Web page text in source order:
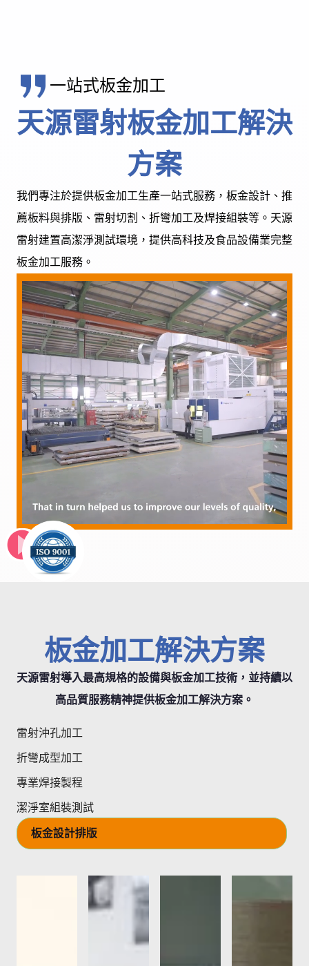
服務項目
一站式板金加工
天源雷射板金加工解決
方案
我們專注於提供板金加工生產一站式服務，板金設計、推
薦板料與排版、雷射切割、折彎加工及焊接組裝等。天源
雷射建置高潔淨測試環境，提供高科技及食品設備業完整
板金加工服務。
板金加工解決方案
天源雷射導入最高規格的設備與板金加工技術，並持續以
高品質服務精神提供板金加工解決方案。
雷射沖孔加工
折彎成型加工
專業焊接製程
潔淨室組裝測試
板金設計排版